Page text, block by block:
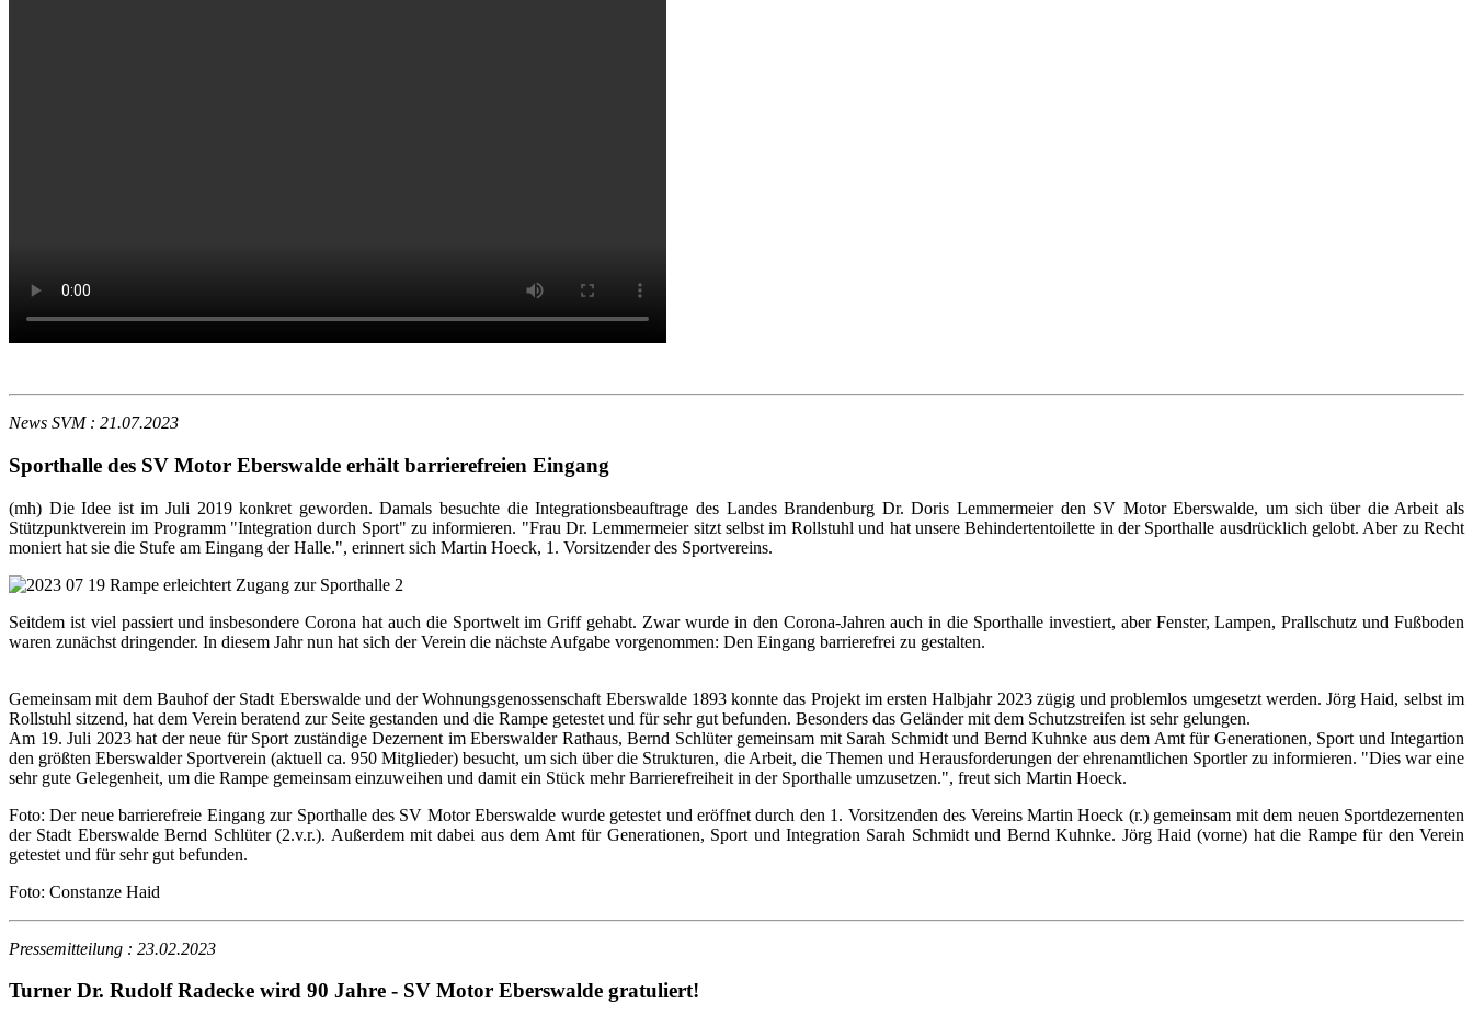
News SVM : 21.07.2023
Sporthalle des SV Motor Eberswalde erhält barrierefreien Eingang
(mh) Die Idee ist im Juli 2019 konkret geworden. Damals besuchte die Integrationsbeauftrage des Landes Brandenburg Dr. Doris Lemmermeier den SV Motor Eberswalde, um sich über die Arbeit als
Stützpunktverein im Programm "Integration durch Sport" zu informieren. "Frau Dr. Lemmermeier sitzt selbst im Rollstuhl und hat unsere Behindertentoilette in der Sporthalle ausdrücklich gelobt. Aber zu Recht
moniert hat sie die Stufe am Eingang der Halle.", erinnert sich Martin Hoeck, 1. Vorsitzender des Sportvereins.
Seitdem ist viel passiert und insbesondere Corona hat auch die Sportwelt im Griff gehabt. Zwar wurde in den Corona-Jahren auch in die Sporthalle investiert, aber Fenster, Lampen, Prallschutz und Fußboden
waren zunächst dringender. In diesem Jahr nun hat sich der Verein die nächste Aufgabe vorgenommen: Den Eingang barrierefrei zu gestalten.
Gemeinsam mit dem Bauhof der Stadt Eberswalde und der Wohnungsgenossenschaft Eberswalde 1893 konnte das Projekt im ersten Halbjahr 2023 zügig und problemlos umgesetzt werden. Jörg Haid, selbst im
Rollstuhl sitzend, hat dem Verein beratend zur Seite gestanden und die Rampe getestet und für sehr gut befunden. Besonders das Geländer mit dem Schutzstreifen ist sehr gelungen.
Am 19. Juli 2023 hat der neue für Sport zuständige Dezernent im Eberswalder Rathaus, Bernd Schlüter gemeinsam mit Sarah Schmidt und Bernd Kuhnke aus dem Amt für Generationen, Sport und Integartion
den größten Eberswalder Sportverein (aktuell ca. 950 Mitglieder) besucht, um sich über die Strukturen, die Arbeit, die Themen und Herausforderungen der ehrenamtlichen Sportler zu informieren. "Dies war eine
sehr gute Gelegenheit, um die Rampe gemeinsam einzuweihen und damit ein Stück mehr Barrierefreiheit in der Sporthalle umzusetzen.", freut sich Martin Hoeck.
Foto: Der neue barrierefreie Eingang zur Sporthalle des SV Motor Eberswalde wurde getestet und eröffnet durch den 1. Vorsitzenden des Vereins Martin Hoeck (r.) gemeinsam mit dem neuen Sportdezernenten
der Stadt Eberswalde Bernd Schlüter (2.v.r.). Außerdem mit dabei aus dem Amt für Generationen, Sport und Integration Sarah Schmidt und Bernd Kuhnke. Jörg Haid (vorne) hat die Rampe für den Verein
getestet und für sehr gut befunden.
Foto: Constanze Haid
Pressemitteilung : 23.02.2023
Turner Dr. Rudolf Radecke wird 90 Jahre - SV Motor Eberswalde gratuliert!